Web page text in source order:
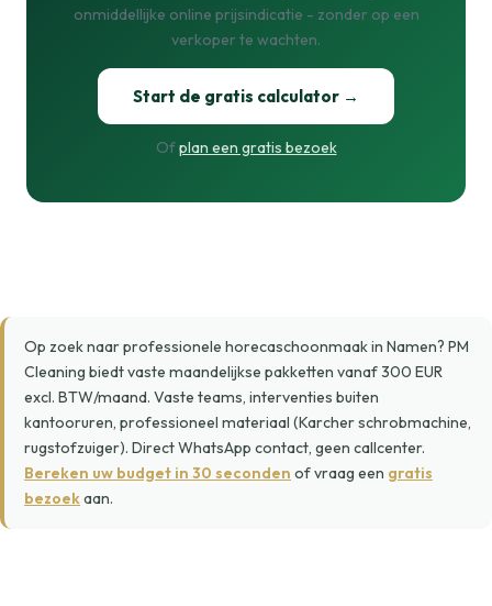
onmiddellijke online prijsindicatie - zonder op een
verkoper te wachten.
Start de gratis calculator →
Ofplan een gratis bezoek
Op zoek naar professionele horecaschoonmaak in Namen? PM
Cleaning biedt vaste maandelijkse pakketten vanaf 300 EUR
excl. BTW/maand. Vaste teams, interventies buiten
kantooruren, professioneel materiaal (Karcher schrobmachine,
rugstofzuiger). Direct WhatsApp contact, geen callcenter.
Bereken uw budget in 30 seconden of vraag een gratis
bezoekaan.